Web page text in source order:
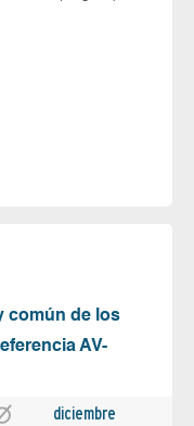
común de los
AV-
diciembre